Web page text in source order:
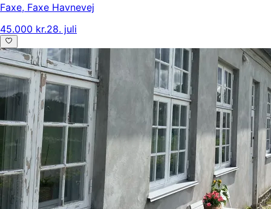
Faxe, Faxe Havnevej
45.000 kr.28. juli